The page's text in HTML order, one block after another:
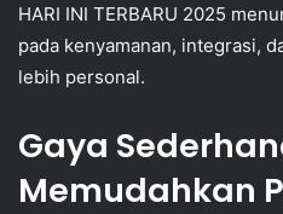
HARI INI TERBARU 2025
pada kenyamanan, integrasi,
lebih personal.
Gaya
Memudahkan